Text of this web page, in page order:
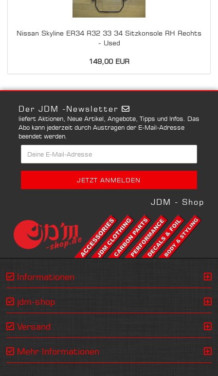
Nissan Skyline ER34 R32 33 34 Sitzkonsole RH Rechts
- Used
149,00 EUR
Der JDM -Newsletter
liefert Aktionen, Neue Artikel, Angebote, Tipps und Infos. Das
Abo kann jederzeit durch Austragen der E-Mail-Adresse
beendet werden.
JDM - Shop
Informationen
jdm-shop
Versand
Mehr Informationen